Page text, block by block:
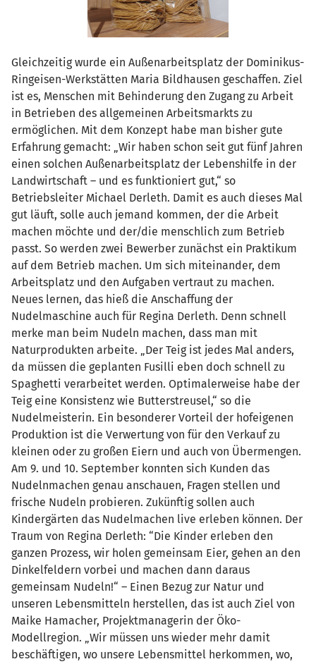
Gleichzeitig wurde ein Außenarbeitsplatz der Dominikus-
Ringeisen-Werkstätten Maria Bildhausen geschaffen. Ziel
ist es, Menschen mit Behinderung den Zugang zu Arbeit
in Betrieben des allgemeinen Arbeitsmarkts zu
ermöglichen. Mit dem Konzept habe man bisher gute
Erfahrung gemacht: „Wir haben schon seit gut fünf Jahren
einen solchen Außenarbeitsplatz der Lebenshilfe in der
Landwirtschaft – und es funktioniert gut,“ so
Betriebsleiter Michael Derleth. Damit es auch dieses Mal
gut läuft, solle auch jemand kommen, der die Arbeit
machen möchte und der/die menschlich zum Betrieb
passt. So werden zwei Bewerber zunächst ein Praktikum
auf dem Betrieb machen. Um sich miteinander, dem
Arbeitsplatz und den Aufgaben vertraut zu machen.
Neues lernen, das hieß die Anschaffung der
Nudelmaschine auch für Regina Derleth. Denn schnell
merke man beim Nudeln machen, dass man mit
Naturprodukten arbeite. „Der Teig ist jedes Mal anders,
da müssen die geplanten Fusilli eben doch schnell zu
Spaghetti verarbeitet werden. Optimalerweise habe der
Teig eine Konsistenz wie Butterstreusel,“ so die
Nudelmeisterin. Ein besonderer Vorteil der hofeigenen
Produktion ist die Verwertung von für den Verkauf zu
kleinen oder zu großen Eiern und auch von Übermengen.
Am 9. und 10. September konnten sich Kunden das
Nudelnmachen genau anschauen, Fragen stellen und
frische Nudeln probieren. Zukünftig sollen auch
Kindergärten das Nudelmachen live erleben können. Der
Traum von Regina Derleth: “Die Kinder erleben den
ganzen Prozess, wir holen gemeinsam Eier, gehen an den
Dinkelfeldern vorbei und machen dann daraus
gemeinsam Nudeln!“ – Einen Bezug zur Natur und
unseren Lebensmitteln herstellen, das ist auch Ziel von
Maike Hamacher, Projektmanagerin der Öko-
Modellregion. „Wir müssen uns wieder mehr damit
beschäftigen, wo unsere Lebensmittel herkommen, wo,